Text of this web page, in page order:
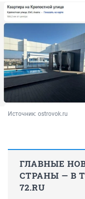
Источник: ostrovok.ru
ГЛАВНЫЕ
СТРАНЫ — В
72.RU